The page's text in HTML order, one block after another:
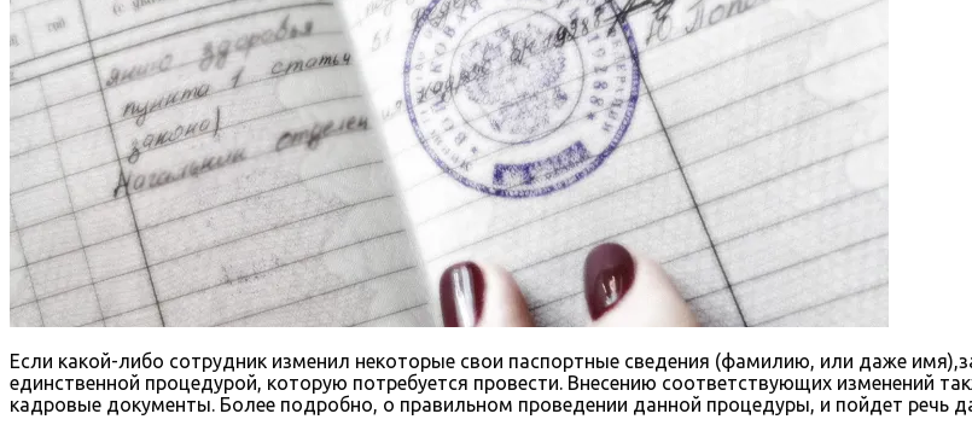
Если какой-либо сотрудник изменил некоторые свои паспортные сведения (фамилию, или даже
единственной процедурой, которую потребуется провести. Внесению соответствующих изменений
кадровые документы. Более подробно, о правильном проведении данной процедуры, и пойдет речь